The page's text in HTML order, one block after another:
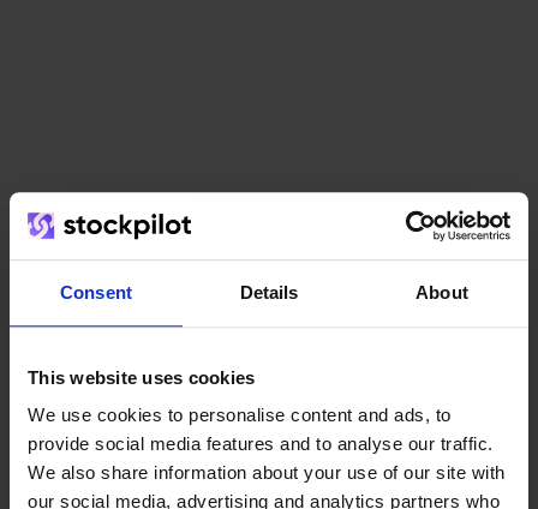
Consent Details About
This website uses cookies
We use cookies to personalise content and ads, to
provide social media features and to analyse our traffic.
We also share information about your use of our site with
our social media, advertising and analytics partners who
Het team